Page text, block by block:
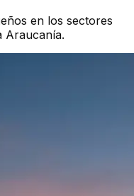
en los sectores
Araucanía.